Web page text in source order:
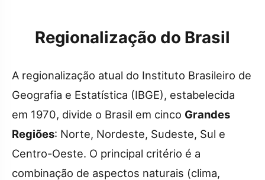
Regionalização do Brasil
A regionalização atual do Instituto Brasileiro de
Geografia e Estatística (IBGE), estabelecida
em 1970, divide o Brasil em cinco Grandes
Regiões: Norte, Nordeste, Sudeste, Sul e
Centro-Oeste. O principal critério é a
combinação de aspectos naturais (clima,